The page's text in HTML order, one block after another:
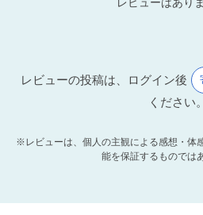
レビューはあり
レビューの投稿は、ログイン後
ください。
※レビューは、個人の主観による感想・体
能を保証するものでは